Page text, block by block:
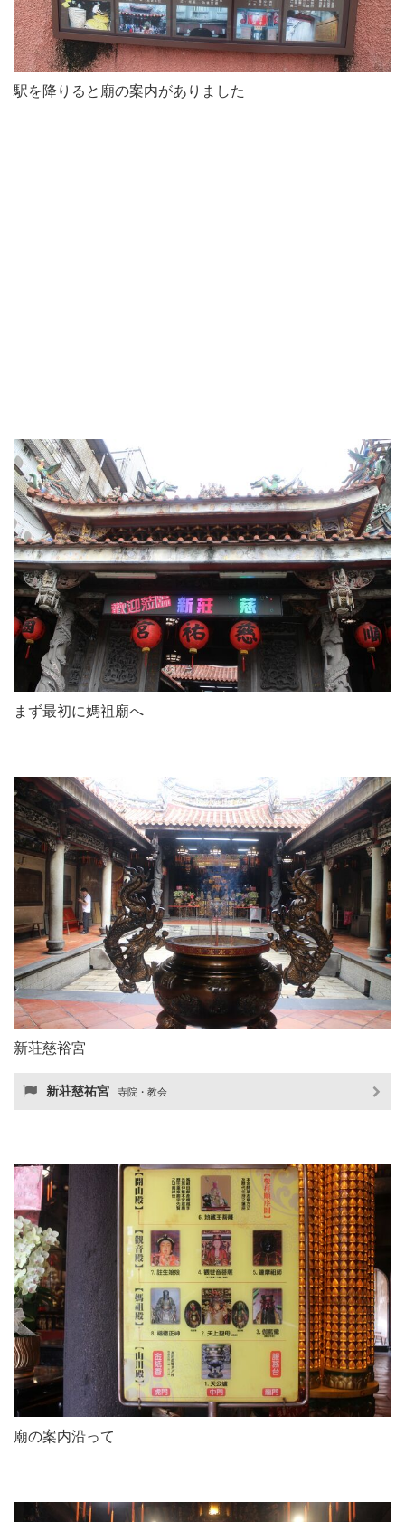
駅を降りると廟の案内がありました
まず最初に媽祖廟へ
新荘慈裕宮
新荘慈祐宮 寺院・教会
廟の案内沿って